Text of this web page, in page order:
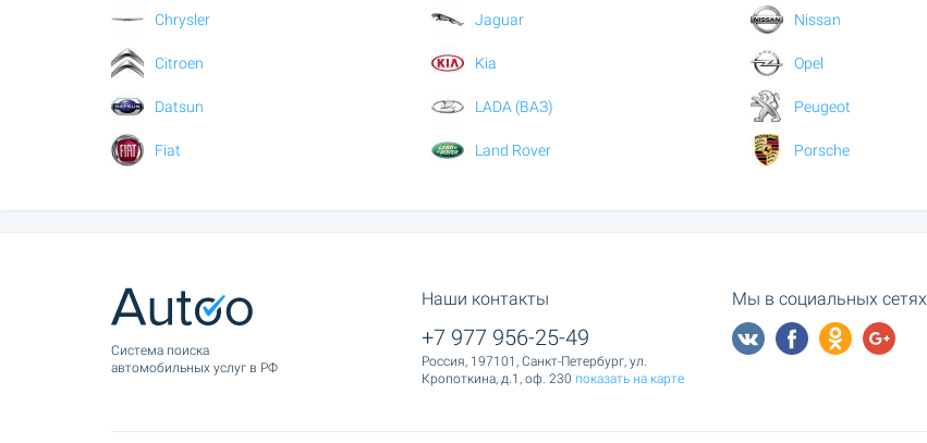
Chrysler
Citroen
Datsun
Fiat
Jaguar
Kia
LADA (ВАЗ)
Land Rover
Nissan
Opel
Peugeot
Porsche
Cистема поиска
автомобильных услуг в РФ
Наши контакты
+7 977 956-25-49
Россия, 197101, Санкт-Петербург, ул.
Кропоткина, д.1, оф. 230 показать на карте
Мы в социальных